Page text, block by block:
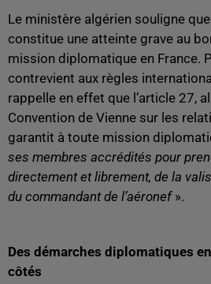
Le ministère algérien souligne
constitue une atteinte grave au
mission diplomatique en France.
contrevient aux règles
rappelle en effet que l’article 27,
Convention de Vienne sur les
garantit à toute mission
ses membres accrédités pour
directement et librement, de la
du commandant de l’aéronef».
Des démarches diplomatiques
côtés